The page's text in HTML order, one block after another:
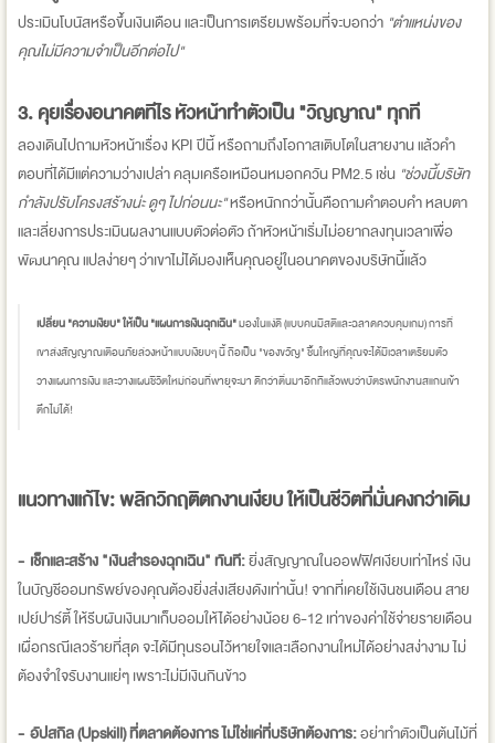
ประเมินโบนัสหรือขึ้นเงินเดือน และเป็นการเตรียมพร้อมที่จะบอกว่า "ตำแหน่งของ
คุณไม่มีความจำเป็นอีกต่อไป"
3. คุยเรื่องอนาคตทีไร หัวหน้าทำตัวเป็น "วิญญาณ" ทุกที
ลองเดินไปถามหัวหน้าเรื่อง KPI ปีนี้ หรือถามถึงโอกาสเติบโตในสายงาน แล้วคำ
ตอบที่ได้มีแต่ความว่างเปล่า คลุมเครือเหมือนหมอกควัน PM2.5 เช่น "ช่วงนี้บริษัท
กำลังปรับโครงสร้างน่ะ ดูๆ ไปก่อนนะ"หรือหนักกว่านั้นคือถามคำตอบคำ หลบตา
และเลี่ยงการประเมินผลงานแบบตัวต่อตัว ถ้าหัวหน้าเริ่มไม่อยากลงทุนเวลาเพื่อ
พัฒนาคุณ แปลง่ายๆ ว่าเขาไม่ได้มองเห็นคุณอยู่ในอนาคตของบริษัทนี้แล้ว
เปลี่ยน "ความเงียบ" ให้เป็น "แผนการเงินฉุกเฉิน"มองในแง่ดี (แบบคนมีสติและฉลาดควบคุมเกม) การที่
เขาส่งสัญญาณเตือนภัยล่วงหน้าแบบเงียบๆ นี้ ถือเป็น "ของขวัญ" ชิ้นใหญ่ที่คุณจะได้มีเวลาเตรียมตัว
วางแผนการเงิน และวางแผนชีวิตใหม่ก่อนที่พายุจะมา ดีกว่าตื่นมาอีกทีแล้วพบว่าบัตรพนักงานสแกนเข้า
ตึกไม่ได้!
แนวทางแก้ไข: พลิกวิกฤติตกงานเงียบ ให้เป็นชีวิตที่มั่นคงกว่าเดิม
- เช็กและสร้าง "เงินสำรองฉุกเฉิน" ทันที:ยิ่งสัญญาณในออฟฟิศเงียบเท่าไหร่ เงิน
ในบัญชีออมทรัพย์ของคุณต้องยิ่งส่งเสียงดังเท่านั้น! จากที่เคยใช้เงินชนเดือน สาย
เปย์ปาร์ตี้ ให้รีบผันเงินมาเก็บออมให้ได้อย่างน้อย 6-12 เท่าของค่าใช้จ่ายรายเดือน
เผื่อกรณีเลวร้ายที่สุด จะได้มีทุนรอนไว้หายใจและเลือกงานใหม่ได้อย่างสง่างาม ไม่
ต้องจำใจรับงานแย่ๆ เพราะไม่มีเงินกินข้าว
- อัปสกิล (Upskill) ที่ตลาดต้องการ ไม่ใช่แค่ที่บริษัทต้องการ:อย่าทำตัวเป็นต้นไม้ที่